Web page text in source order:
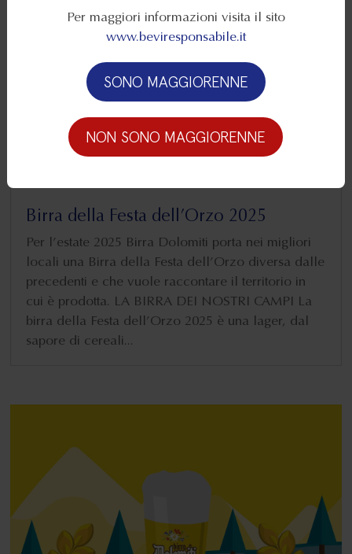
Birra della Festa dell’Orzo 2025
Per l’estate 2025 Birra Dolomiti porta nei migliori
locali una Birra della Festa dell’Orzo diversa dalle
precedenti e che vuole raccontare il territorio in
cui è prodotta. LA BIRRA DEI NOSTRI CAMPI La
birra della Festa dell’Orzo 2025 è una lager, dal
sapore di cereali...
Per maggiori informazioni visita il sito
www.beviresponsabile.it
SONO MAGGIORENNE
NON SONO MAGGIORENNE